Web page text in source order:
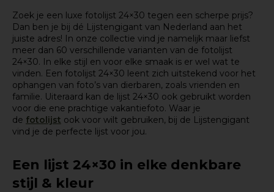
Zoek je een luxe fotolijst 24×30 tegen een scherpe prijs?
Dan ben je bij dé Lijstengigant van Nederland aan het
juiste adres! In onze collectie vind je namelijk maar liefst
meer dan 60 verschillende varianten van de fotolijst
24×30. In elke stijl en voor elke smaak is er wel wat te
vinden. Een fotolijst 24×30 leent zich uitstekend voor het
ophangen van foto’s van dierbaren, zoals vrienden en
familie. Uiteraard kan de lijst 24×30 ook gebruikt worden
voor die ene prachtige vakantiefoto. Waar je
de fotolijst ook voor wilt gebruiken, bij de Lijstengigant
vind je de perfecte lijst voor jou.
Een lijst 24×30 in elke denkbare
stijl & kleur